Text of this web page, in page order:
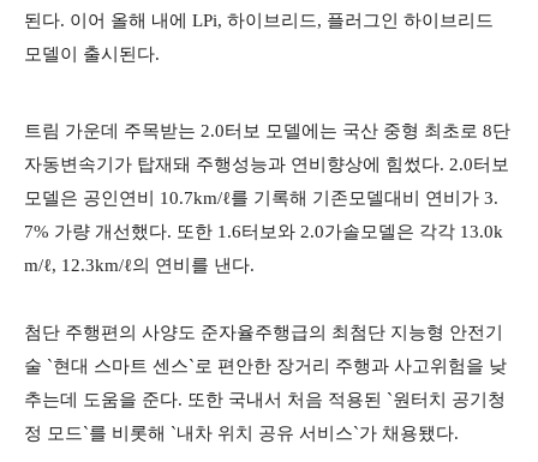
된다. 이어 올해 내에 LPi, 하이브리드, 플러그인 하이브리드
모델이 출시된다.
트림 가운데 주목받는 2.0터보 모델에는 국산 중형 최초로 8단
자동변속기가 탑재돼 주행성능과 연비향상에 힘썼다. 2.0터보
모델은 공인연비 10.7km/ℓ를 기록해 기존모델대비 연비가 3.
7% 가량 개선했다. 또한 1.6터보와 2.0가솔모델은 각각 13.0k
m/ℓ, 12.3km/ℓ의 연비를 낸다.
첨단 주행편의 사양도 준자율주행급의 최첨단 지능형 안전기
술 `현대 스마트 센스`로 편안한 장거리 주행과 사고위험을 낮
추는데 도움을 준다. 또한 국내서 처음 적용된 `원터치 공기청
정 모드`를 비롯해 `내차 위치 공유 서비스`가 채용됐다.